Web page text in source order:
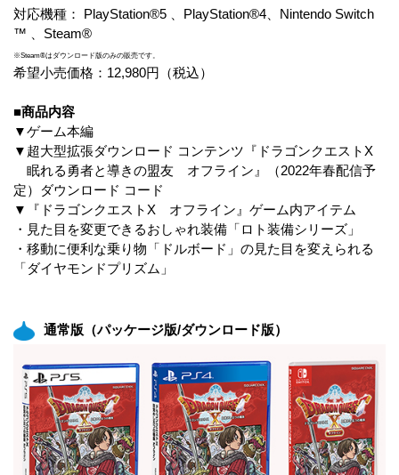
対応機種： PlayStation®5 、PlayStation®4、Nintendo Switch
™ 、Steam®
※Steam®はダウンロード版のみの販売です。
希望小売価格：12,980円（税込）
■商品内容
▼ゲーム本編
▼超大型拡張ダウンロード コンテンツ『ドラゴンクエストX
眠れる勇者と導きの盟友 オフライン』（2022年春配信予
定）ダウンロード コード
▼『ドラゴンクエストX オフライン』ゲーム内アイテム
・見た目を変更できるおしゃれ装備「ロト装備シリーズ」
・移動に便利な乗り物「ドルボード」の見た目を変えられる
「ダイヤモンドプリズム」
通常版（パッケージ版/ダウンロード版）